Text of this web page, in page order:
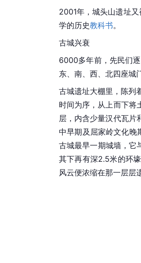
2001年，城头山遗址
学的历史教科书。
古城兴衰
6000多年前，先民们逐
东、南、西、北四座城
古城遗址大棚里，陈列
时间为序，从上而下将
层，内含少量汉代瓦片
中早期及屈家岭文化
古城最早一期城墙，它
其下再有深2.5米的环
风云便浓缩在那一层层